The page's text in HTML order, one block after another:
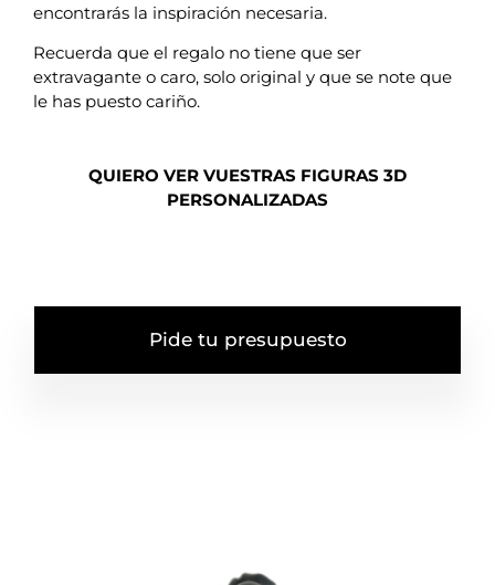
encontrarás la inspiración necesaria.
Recuerda que el regalo no tiene que ser
extravagante o caro, solo original y que se note que
le has puesto cariño.
QUIERO VER VUESTRAS FIGURAS 3D
PERSONALIZADAS
Pide tu presupuesto